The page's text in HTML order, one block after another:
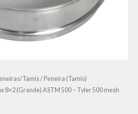
Tamis/ Peneira (Tamis)
8×2 (Grande) ASTM 500 – Tyler 500 mesh